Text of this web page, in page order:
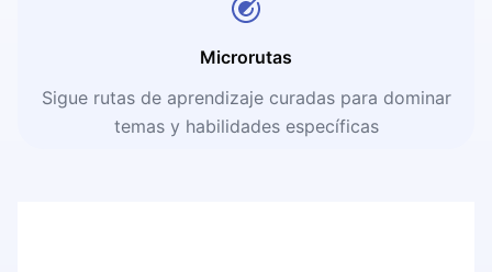
Microrutas
Sigue rutas de aprendizaje curadas para dominar
temas y habilidades específicas